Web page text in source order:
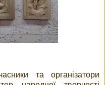
та організатори